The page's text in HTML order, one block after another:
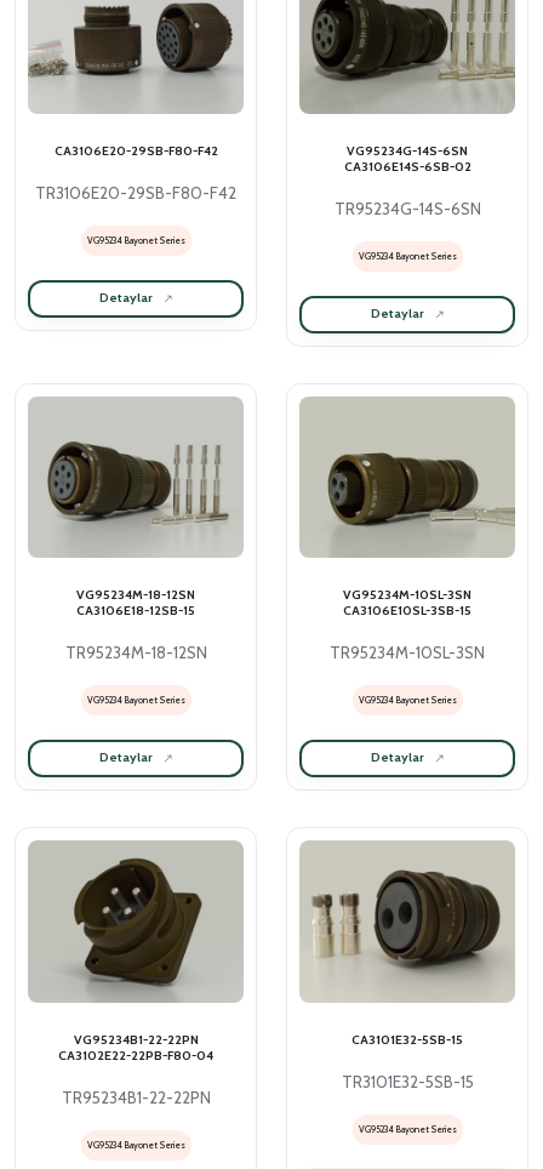
CA3106E20-29SB-F80-F42
TR3106E20-29SB-F80-F42
VG95234 Bayonet Series
Detaylar
VG95234G-14S-6SN
CA3106E14S-6SB-02
TR95234G-14S-6SN
VG95234 Bayonet Series
Detaylar
VG95234M-18-12SN
CA3106E18-12SB-15
TR95234M-18-12SN
VG95234 Bayonet Series
Detaylar
VG95234M-10SL-3SN
CA3106E10SL-3SB-15
TR95234M-10SL-3SN
VG95234 Bayonet Series
Detaylar
VG95234B1-22-22PN
CA3102E22-22PB-F80-04
TR95234B1-22-22PN
VG95234 Bayonet Series
CA3101E32-5SB-15
TR3101E32-5SB-15
VG95234 Bayonet Series